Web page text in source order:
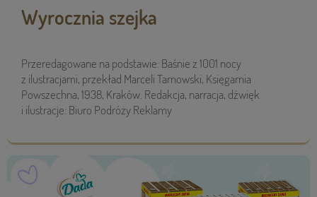
Wyrocznia szejka
Przeredagowane na podstawie: Baśnie z 1001 nocy
z ilustracjami, przekład Marceli Tarnowski, Księgarnia
Powszechna, 1938, Kraków. Redakcja, narracja, dźwięk
i ilustracje: Biuro Podróży Reklamy